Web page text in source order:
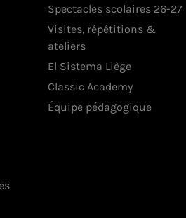
Spectacles scolaires 26-27
Visites, répétitions &
ateliers
El Sistema Liège
Classic Academy
Équipe pédagogique